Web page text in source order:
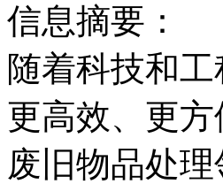
信息摘要：
随着科技和
更高效、更
废旧物品处